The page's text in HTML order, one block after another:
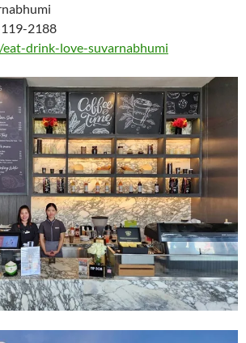
2188
eat-drink-love-suvarnabhumi